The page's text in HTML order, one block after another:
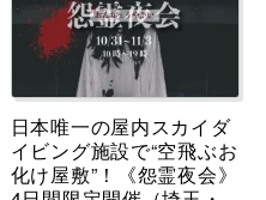
日本唯一の屋内スカイダ
イビング施設で“空飛ぶお
化け屋敷”！《怨霊夜会》